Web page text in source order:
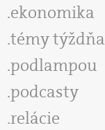
ekonomika
témy týždňa
podlampou
podcasty
relácie